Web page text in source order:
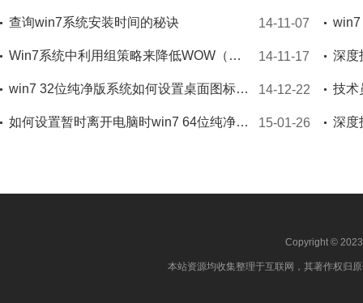
查询win7系统安装时间的秘诀 14-11-07
Win7系统中利用组策略来降低WOW（魔兽）延迟优化的技巧 14-11-17
win7 32位纯净版系统如何设置桌面图标随意摆放 14-12-22
如何设置暂时离开电脑时win7 64位纯净版系统的qq自动上锁 15-01-26
Copyright ©
本站资源均收集整理于互联网，其著作权归